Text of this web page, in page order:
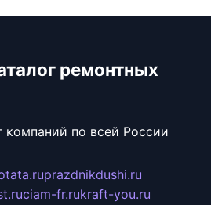
ремонтных
компаний по всей России
prazdnikdushi.ru
ciam-fr.rukraft-you.ru